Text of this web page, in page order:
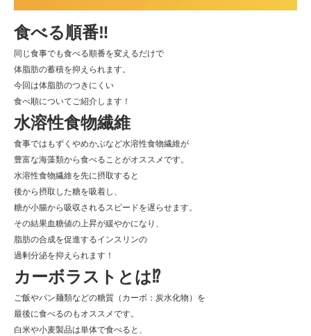
食べる順番‼️
同じ食事でも食べる順番を変えるだけで
体脂肪の蓄積を抑えられます。
今回は体脂肪のつきにくい
食べ順についてご紹介します！
水溶性食物繊維
食事ではもずくやめかぶなど水溶性食物繊維が
豊富な海藻類から食べることがオススメです。
水溶性食物繊維を先に摂取すると
後から摂取した糖を吸着し、
糖が小腸から吸収されるスピードを遅らせます。
その結果血糖値の上昇が緩やかになり、
脂肪の合成を促進するインスリンの
過剰分泌を抑えられます！
カーボラストとは⁉️
ご飯やパン麺類などの糖質（カーボ：炭水化物）を
最後に食べるのもオススメです。
白米や小麦製品は単体で食べると、